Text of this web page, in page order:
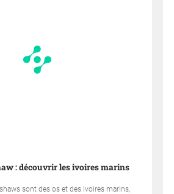
: découvrir les ivoires marins
sont des os et des ivoires marins,